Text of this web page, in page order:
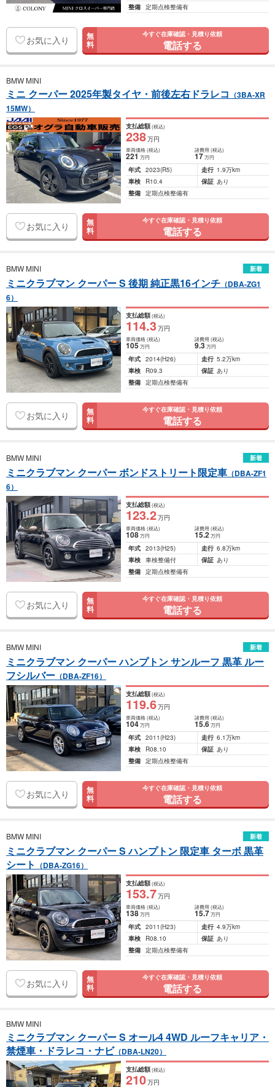
整備 定期点検整備有
お気に入り 無
料
今すぐ在庫確認・見積り依頼
電話する
BMW MINI
ミニ クーパー 2025年製タイヤ・前後左右ドラレコ （3BA-XR
15MW）
支払総額(税込)
238万円
車両価格(税込)
221万円
諸費用 (税込)
17 万円
年式 2023(R5) 走行 1.9万km
車検
R10.4 保証 あり
整備 定期点検整備有
お気に入り 無
料
今すぐ在庫確認・見積り依頼
電話する
BMW MINI 新着
ミニクラブマン クーパー S 後期 純正黒16インチ （DBA-ZG1
6）
支払総額(税込)
114.3万円
車両価格(税込)
105万円
諸費用 (税込)
9.3 万円
年式 2014(H26) 走行 5.2万km
車検
R09.3 保証 あり
整備 定期点検整備有
お気に入り 無
料
今すぐ在庫確認・見積り依頼
電話する
BMW MINI 新着
ミニクラブマン クーパー ボンドストリート限定車 （DBA-ZF1
6）
支払総額(税込)
123.2万円
車両価格(税込)
108万円
諸費用 (税込)
15.2 万円
年式 2013(H25) 走行 6.8万km
車検 車検整備付 保証 あり
整備 定期点検整備有
お気に入り 無
料
今すぐ在庫確認・見積り依頼
電話する
BMW MINI 新着
ミニクラブマン クーパー ハンプトン サンルーフ 黒革 ルー
フシルバー （DBA-ZF16）
支払総額(税込)
119.6万円
車両価格(税込)
104万円
諸費用 (税込)
15.6 万円
年式 2011(H23) 走行 6.1万km
車検
R08.10 保証 あり
整備 定期点検整備有
お気に入り 無
料
今すぐ在庫確認・見積り依頼
電話する
BMW MINI 新着
ミニクラブマン クーパー S ハンプトン 限定車 ターボ 黒革
シート （DBA-ZG16）
支払総額(税込)
153.7万円
車両価格(税込)
138万円
諸費用 (税込)
15.7 万円
年式 2011(H23) 走行 4.9万km
車検
R08.10 保証 あり
整備 定期点検整備有
お気に入り 無
料
今すぐ在庫確認・見積り依頼
電話する
BMW MINI
ミニクラブマン クーパー S オール4 4WD ルーフキャリア・
禁煙車・ドラレコ・ナビ（DBA-LN20）
支払総額(税込)
210万円